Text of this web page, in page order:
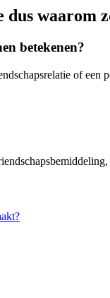
waarom
betekenen?
of